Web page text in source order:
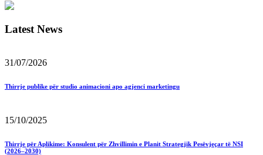
Latest News
31/07/2026
Thirrje publike për studio animacioni apo agjenci marketingu
15/10/2025
Thirrje për Aplikime: Konsulent për Zhvillimin e Planit Strategjik Pesëvjeçar të NSI
(2026–2030)